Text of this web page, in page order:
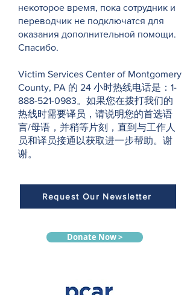
некоторое время, пока сотрудник и
переводчик не подключатся для
оказания дополнительной помощи.
Спасибо.
Victim Services Center of Montgomery
County, PA 的 24 小时热线电话是：1-
888-521-0983。如果您在拨打我们的
热线时需要译员，请说明您的首选语
言/母语，并稍等片刻，直到与工作人
员和译员接通以获取进一步帮助。谢
谢。
Request Our Newsletter
Donate Now >